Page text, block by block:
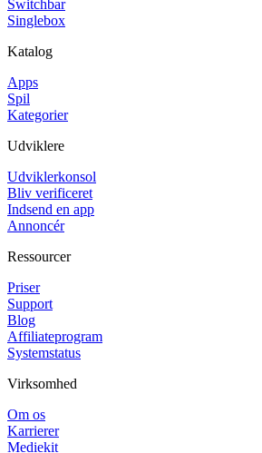
Switchbar
Singlebox
Katalog
Apps
Spil
Kategorier
Udviklere
Udviklerkonsol
Bliv verificeret
Indsend en app
Annoncér
Ressourcer
Priser
Support
Blog
Affiliateprogram
Systemstatus
Virksomhed
Om os
Karrierer
Mediekit